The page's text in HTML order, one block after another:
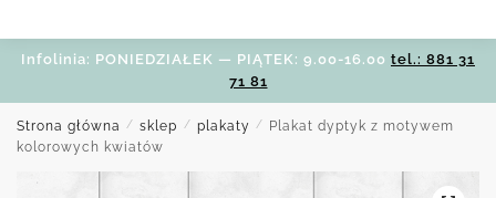
Infolinia: PONIEDZIAŁEK — PIĄTEK: 9.00-16.00 tel.: 881 31
71 81
Strona główna / sklep / plakaty /
Plakat dyptyk z motywem
kolorowych kwiatów